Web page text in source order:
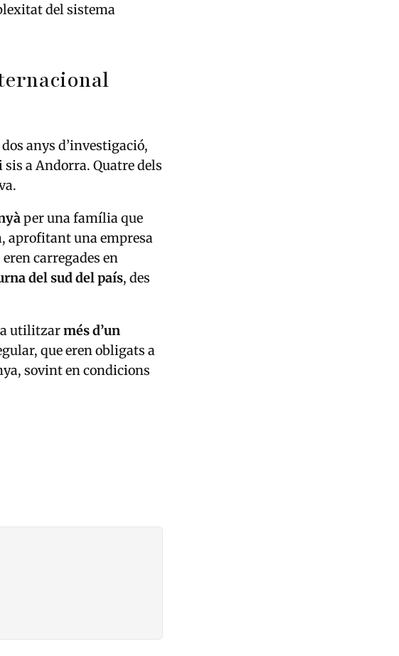
del sistema
anys d’investigació,
sis a Andorra. Quatre dels
per una família que
aprofitant una empresa
carregades en
del sud del país, des
a utilitzarmés d’un
que eren obligats a
sovint en condicions